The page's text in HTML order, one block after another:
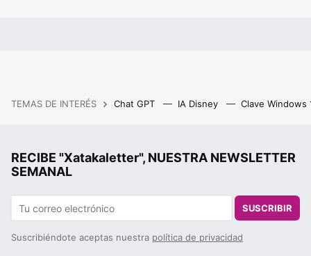
TEMAS DE INTERÉS Chat GPT IA Disney Clave Windows
RECIBE "Xatakaletter", NUESTRA NEWSLETTER
SEMANAL
SUSCRIBIR
Suscribiéndote aceptas nuestra política de privacidad